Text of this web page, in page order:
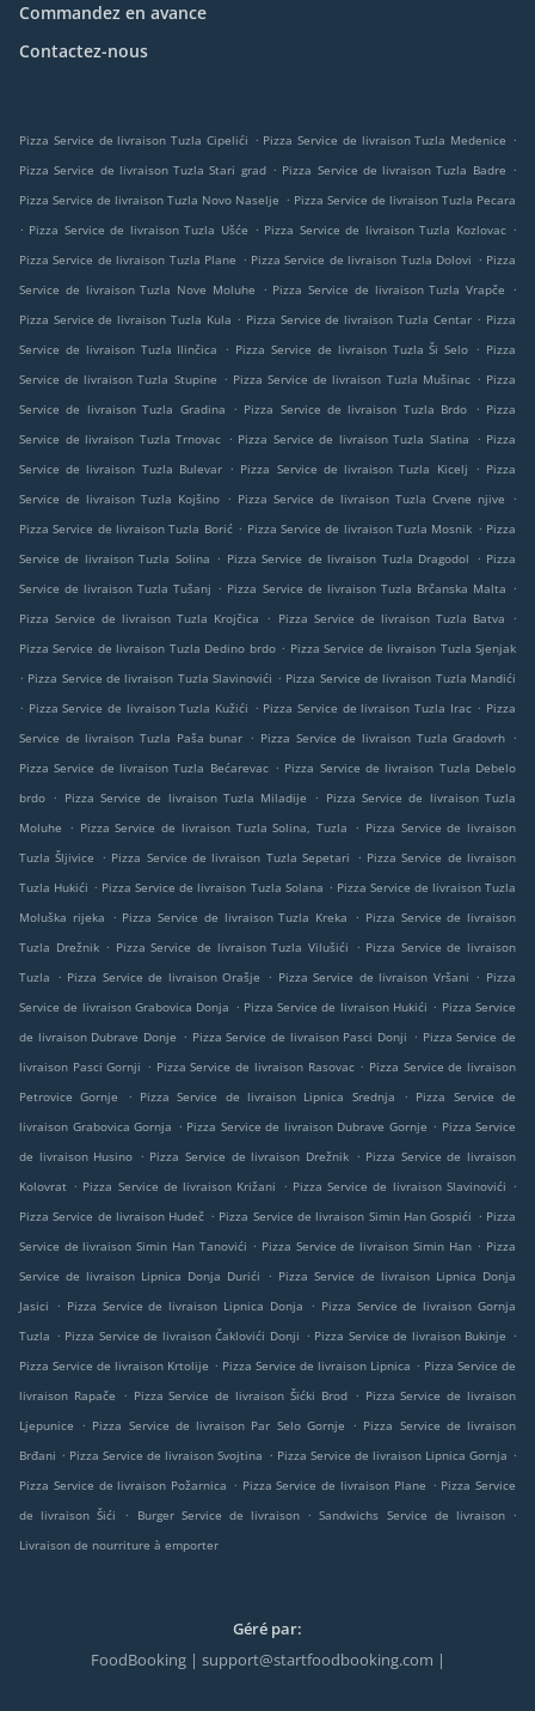
Commandez en avance
Contactez-nous
Pizza Service de livraison Tuzla Cipelići . Pizza Service de livraison Tuzla Medenice .
Pizza Service de livraison Tuzla Stari grad . Pizza Service de livraison Tuzla Badre .
Pizza Service de livraison Tuzla Novo Naselje . Pizza Service de livraison Tuzla Pecara
. Pizza Service de livraison Tuzla Ušće . Pizza Service de livraison Tuzla Kozlovac .
Pizza Service de livraison Tuzla Plane . Pizza Service de livraison Tuzla Dolovi . Pizza
Service de livraison Tuzla Nove Moluhe
. Pizza Service de livraison Tuzla Vrapče
.
Pizza Service de livraison Tuzla Kula . Pizza Service de livraison Tuzla Centar . Pizza
Service de livraison Tuzla Ilinčica
. Pizza Service de livraison Tuzla Ši Selo . Pizza
Service de livraison Tuzla Stupine . Pizza Service de livraison Tuzla Mušinac . Pizza
Service de livraison Tuzla Gradina
. Pizza Service de livraison Tuzla Brdo . Pizza
Service de livraison Tuzla Trnovac . Pizza Service de livraison Tuzla Slatina . Pizza
Service de livraison Tuzla Bulevar . Pizza Service de livraison Tuzla Kicelj . Pizza
Service de livraison Tuzla Kojšino . Pizza Service de livraison Tuzla Crvene njive
.
Pizza Service de livraison Tuzla Borić . Pizza Service de livraison Tuzla Mosnik . Pizza
Service de livraison Tuzla Solina . Pizza Service de livraison Tuzla Dragodol . Pizza
Service de livraison Tuzla Tušanj . Pizza Service de livraison Tuzla Brčanska Malta .
Pizza Service de livraison Tuzla Krojčica
. Pizza Service de livraison Tuzla Batva
.
Pizza Service de livraison Tuzla Dedino brdo . Pizza Service de livraison Tuzla Sjenjak
. Pizza Service de livraison Tuzla Slavinovići . Pizza Service de livraison Tuzla Mandići
. Pizza Service de livraison Tuzla Kužići . Pizza Service de livraison Tuzla Irac . Pizza
Service de livraison Tuzla Paša bunar . Pizza Service de livraison Tuzla Gradovrh .
Pizza Service de livraison Tuzla Bećarevac . Pizza Service de livraison Tuzla Debelo
brdo . Pizza Service de livraison Tuzla Miladije . Pizza Service de livraison Tuzla
Moluhe
. Pizza Service de livraison Tuzla Solina, Tuzla . Pizza Service de livraison
Tuzla Šljivice
. Pizza Service de livraison Tuzla Sepetari . Pizza Service de livraison
Tuzla Hukići . Pizza Service de livraison Tuzla Solana . Pizza Service de livraison Tuzla
Moluška rijeka
. Pizza Service de livraison Tuzla Kreka . Pizza Service de livraison
Tuzla Drežnik . Pizza Service de livraison Tuzla Vilušići . Pizza Service de livraison
Tuzla
. Pizza Service de livraison Orašje . Pizza Service de livraison Vršani . Pizza
Service de livraison Grabovica Donja . Pizza Service de livraison Hukići . Pizza Service
de livraison Dubrave Donje . Pizza Service de livraison Pasci Donji . Pizza Service de
livraison Pasci Gornji . Pizza Service de livraison Rasovac . Pizza Service de livraison
Petrovice Gornje
. Pizza Service de livraison Lipnica Srednja . Pizza Service de
livraison Grabovica Gornja . Pizza Service de livraison Dubrave Gornje . Pizza Service
de livraison Husino . Pizza Service de livraison Drežnik . Pizza Service de livraison
Kolovrat . Pizza Service de livraison Križani . Pizza Service de livraison Slavinovići .
Pizza Service de livraison Hudeč . Pizza Service de livraison Simin Han Gospići . Pizza
Service de livraison Simin Han Tanovići . Pizza Service de livraison Simin Han . Pizza
Service de livraison Lipnica Donja Durići
. Pizza Service de livraison Lipnica Donja
Jasici
. Pizza Service de livraison Lipnica Donja . Pizza Service de livraison Gornja
Tuzla . Pizza Service de livraison Čaklovići Donji . Pizza Service de livraison Bukinje .
Pizza Service de livraison Krtolije . Pizza Service de livraison Lipnica . Pizza Service de
livraison Rapače
. Pizza Service de livraison Šićki Brod . Pizza Service de livraison
Ljepunice
. Pizza Service de livraison Par Selo Gornje . Pizza Service de livraison
Brđani . Pizza Service de livraison Svojtina . Pizza Service de livraison Lipnica Gornja .
Pizza Service de livraison Požarnica . Pizza Service de livraison Plane . Pizza Service
de livraison Šići
. Burger Service de livraison . Sandwichs Service de livraison .
Livraison de nourriture à emporter
Géré par:
FoodBooking | support@startfoodbooking.com |